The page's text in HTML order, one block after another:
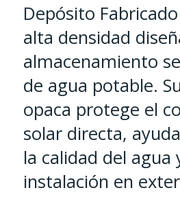
Depósito
alta densidad
almacenamiento
de agua potable.
opaca protege el
solar directa,
la calidad del
instalación en